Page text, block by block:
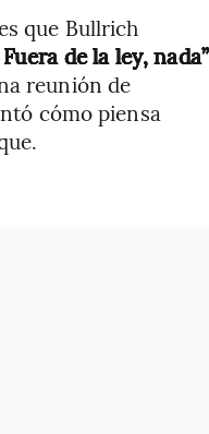
que Bullrich
de la ley, nada”
reunión de
cómo piensa